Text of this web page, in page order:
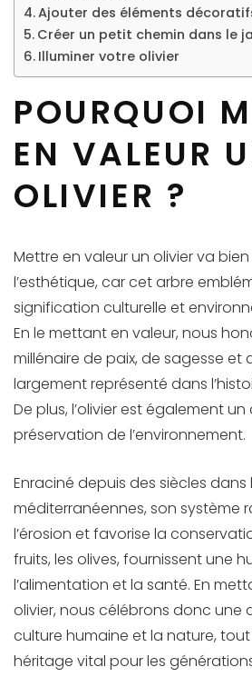
Ajouter des éléments
Créer un petit chemin dans le
Illuminer votre olivier
POURQUOI
EN VALEUR
OLIVIER ?
Mettre en valeur un olivier va
l’esthétique, car cet arbre
signification culturelle et
En le mettant en valeur, nous
millénaire de paix, de sagesse et
largement représenté dans
De plus, l’olivier est également
préservation de l’environnement.
Enraciné depuis des siècles dans
méditerranéennes, son système
l’érosion et favorise la
fruits, les olives, fournissent une
l’alimentation et la santé. En
olivier, nous célébrons donc une
culture humaine et la nature,
héritage vital pour les